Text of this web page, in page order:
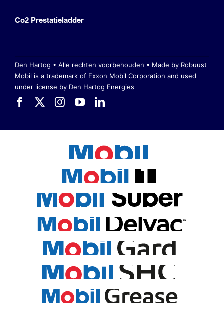
Co2 Prestatieladder
Den Hartog • Alle rechten voorbehouden • Made by Robuust
Mobil is a trademark of Exxon Mobil Corporation and used
under license by Den Hartog Energies